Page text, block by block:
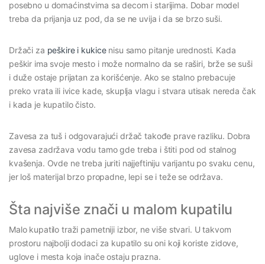
posebno u domaćinstvima sa decom i starijima. Dobar model
treba da prijanja uz pod, da se ne uvija i da se brzo suši.
Držači za peškire i kukicenisu samo pitanje urednosti. Kada
peškir ima svoje mesto i može normalno da se raširi, brže se suši
i duže ostaje prijatan za korišćenje. Ako se stalno prebacuje
preko vrata ili ivice kade, skuplja vlagu i stvara utisak nereda čak
i kada je kupatilo čisto.
Zavesa za tuš i odgovarajući držač takođe prave razliku. Dobra
zavesa zadržava vodu tamo gde treba i štiti pod od stalnog
kvašenja. Ovde ne treba juriti najjeftiniju varijantu po svaku cenu,
jer loš materijal brzo propadne, lepi se i teže se održava.
Šta najviše znači u malom kupatilu
Malo kupatilo traži pametniji izbor, ne više stvari. U takvom
prostoru najbolji dodaci za kupatilo su oni koji koriste zidove,
uglove i mesta koja inače ostaju prazna.